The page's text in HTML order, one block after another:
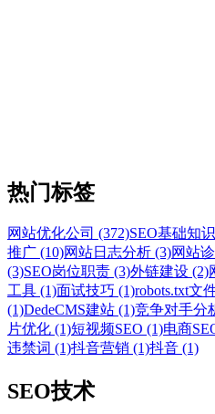
热门标签
网站优化公司 (372)SEO基础知
推广 (10)网站日志分析 (3)网站
(3)SEO岗位职责 (3)外链建设 (2)
工具 (1)面试技巧 (1)robots.txt文
(1)DedeCMS建站 (1)竞争对手分
片优化 (1)短视频SEO (1)电商
违禁词 (1)抖音营销 (1)抖音 (1)
SEO技术